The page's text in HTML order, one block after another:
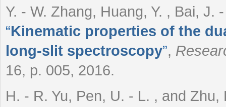
Y. - W. Zhang, Huang, Y. , Bai,
“Kinematic properties of the
long-slit spectroscopy”,
16, p. 005, 2016.
H. - R. Yu, Pen, U. - L. , and